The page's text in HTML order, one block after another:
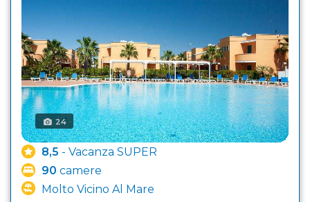
24
8,5 - Vacanza SUPER
90 camere
Molto Vicino Al Mare